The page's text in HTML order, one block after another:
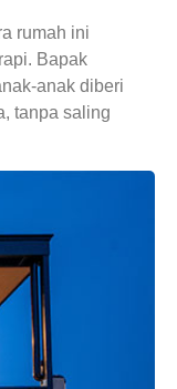
rumah ini
Bapak
anak diberi
tanpa saling